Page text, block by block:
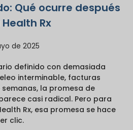
Qué ocurre después
Rx
de 2025
definido con demasiada
interminable, facturas
la promesa de
casi radical. Pero para
Rx, esa promesa se hace
clic.